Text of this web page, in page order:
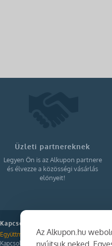
Az Alkupon.hu
nyújtsuk neked.
Üzleti partnereknek
Legyen Ön is az Alkupon partnere
és élvezze a közösségi vásárlás
előnyeit!
Kapcsolat
Együttműködés
Kapcsolat